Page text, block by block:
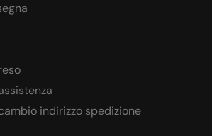
indirizzo spedizione